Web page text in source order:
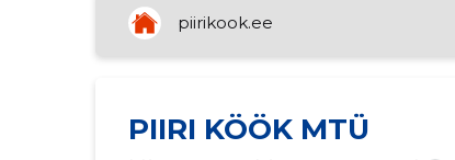
piirikook.ee
PIIRI KÖÖK MTÜ